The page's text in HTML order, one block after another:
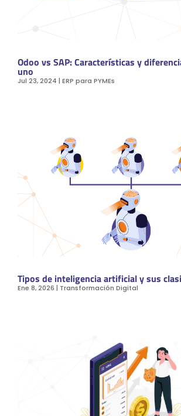
Odoo vs SAP: Características y
uno
Jul 23, 2024 |ERP para PYMEs
Tipos de inteligencia artificial y sus
Ene 8, 2026 | Transformación Digital